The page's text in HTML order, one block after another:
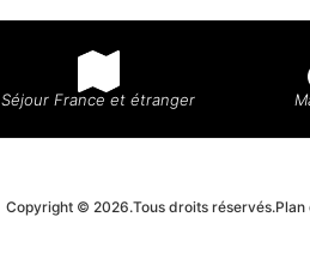
Séjour France et étranger
Copyright © 2026.Tous droits réservés.Plan